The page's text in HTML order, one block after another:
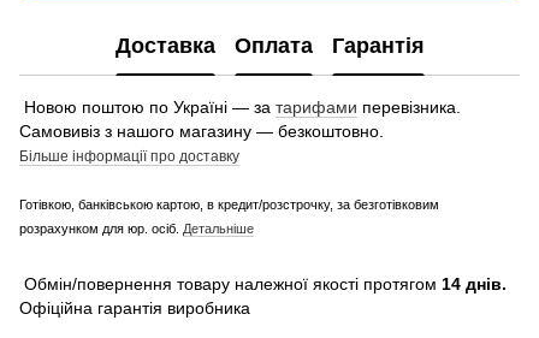
Доставка Оплата Гарантія
Новою поштою по Україні — за тарифами перевізника.
Самовивіз з нашого магазину — безкоштовно.
Більше інформації про доставку
Готівкою, банківською картою, в кредит/розстрочку, за безготівковим
розрахунком для юр. осіб. Детальніше
Обмін/повернення товару належної якості протягом 14 днів.
Офіційна гарантія виробника